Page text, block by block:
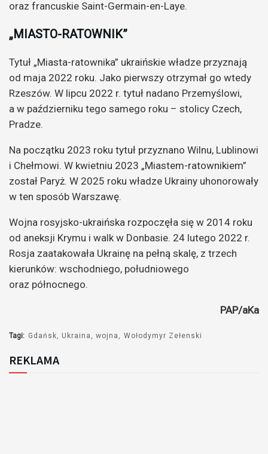
oraz francuskie Saint-Germain-en-Laye.
„MIASTO-RATOWNIK”
Tytuł „Miasta-ratownika” ukraińskie władze przyznają
od maja 2022 roku. Jako pierwszy otrzymał go wtedy
Rzeszów. W lipcu 2022 r. tytuł nadano Przemyślowi,
a w październiku tego samego roku – stolicy Czech,
Pradze.
Na początku 2023 roku tytuł przyznano Wilnu, Lublinowi
i Chełmowi. W kwietniu 2023 „Miastem-ratownikiem”
został Paryż. W 2025 roku władze Ukrainy uhonorowały
w ten sposób Warszawę.
Wojna rosyjsko-ukraińska rozpoczęła się w 2014 roku
od aneksji Krymu i walk w Donbasie. 24 lutego 2022 r.
Rosja zaatakowała Ukrainę na pełną skalę, z trzech
kierunków: wschodniego, południowego
oraz północnego.
PAP/aKa
Tagi: Gdańsk Ukraina wojna Wołodymyr Zełenski
REKLAMA